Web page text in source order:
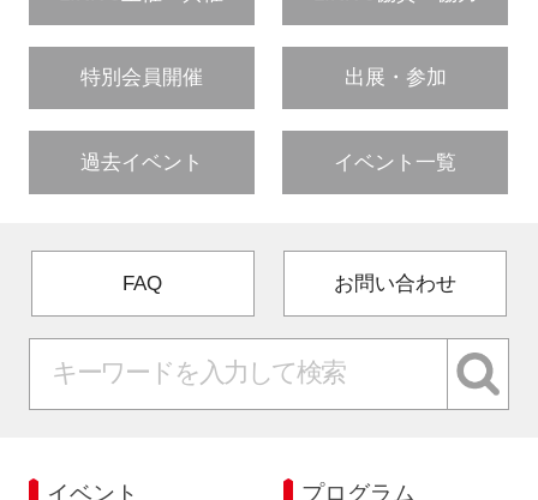
特別会員開催 出展・参加
過去イベント イベント一覧
FAQ お問い合わせ
イベント プログラム